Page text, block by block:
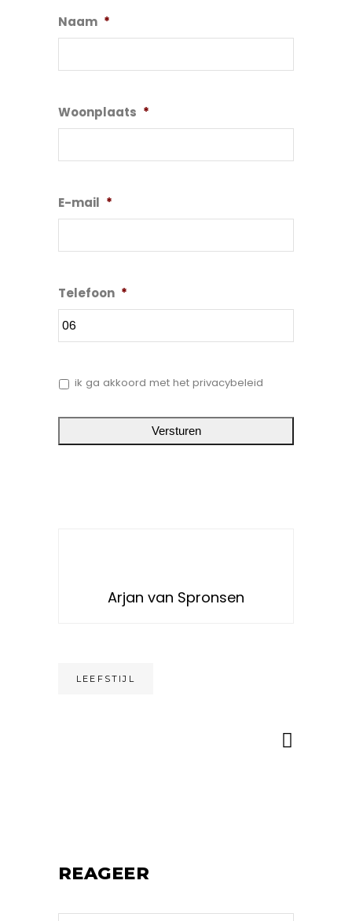
Naam *
Woonplaats *
E-mail *
Telefoon *
* ik ga akkoord met het privacybeleid
Arjan van Spronsen
LEEFSTIJL
REAGEER